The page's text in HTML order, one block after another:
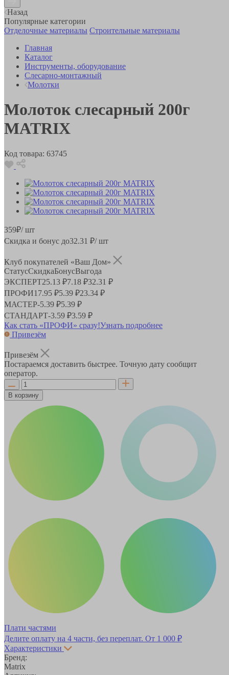
Назад
Популярные категории
Отделочные материалы Строительные материалы
Главная
Каталог
Инструменты, оборудование
Слесарно-монтажный
Молотки
Молоток слесарный 200г
MATRIX
Код товара: 63745
359₽/ шт
Скидка и бонус до32.31 ₽/ шт
Клуб покупателей «Ваш Дом»
СтатусСкидкаБонусВыгода
ЭКСПЕРТ25.13 ₽7.18 ₽32.31 ₽
ПРОФИ17.95 ₽5.39 ₽23.34 ₽
МАСТЕР-5.39 ₽5.39 ₽
СТАНДАРТ-3.59 ₽3.59 ₽
Как стать «ПРОФИ» сразу!Узнать подробнее
Привезём
Привезём
Постараемся доставить быстрее. Точную дату сообщит
оператор.
В корзину
Плати частями
Делите оплату на 4 части, без переплат. От 1 000 ₽
Характеристики
Бренд:
Matrix